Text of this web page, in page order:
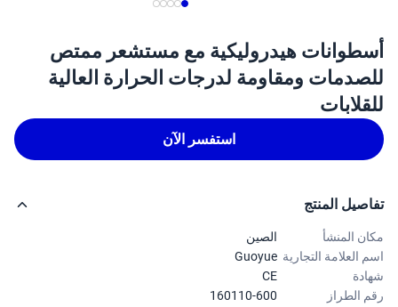
هيدروليكية مع مستشعر ممتص
ومقاومة لدرجات الحرارة العالية
استفسر الآن
المنتج
المنشأ
الصين
العلامة التجارية Guoyue
الطراز
160110-600